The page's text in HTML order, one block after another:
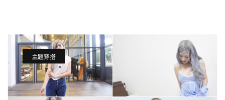
主題穿搭